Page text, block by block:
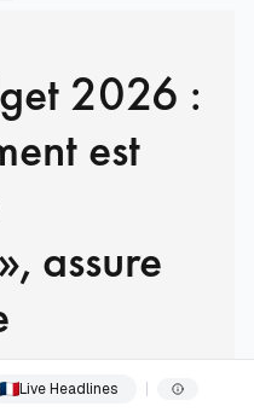
2026 :
est
assure
Live Headlines